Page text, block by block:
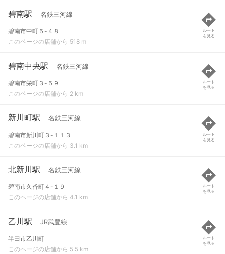
碧南駅 名鉄三河線
碧南市中町５-４８
このページの店舗から 518 m
ルート
を見る
碧南中央駅 名鉄三河線
碧南市栄町３-５９
このページの店舗から 2 km
ルート
を見る
新川町駅 名鉄三河線
碧南市新川町３-１１３
このページの店舗から 3.1 km
ルート
を見る
北新川駅 名鉄三河線
碧南市久沓町４-１９
このページの店舗から 4.1 km
ルート
を見る
乙川駅 JR武豊線
半田市乙川町
このページの店舗から 5.5 km
ルート
を見る